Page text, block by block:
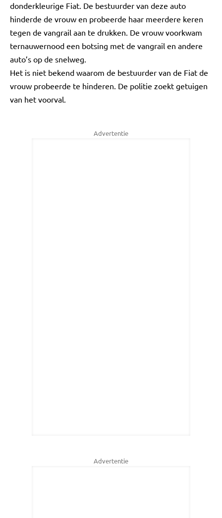
donderkleurige Fiat. De bestuurder van deze auto
hinderde de vrouw en probeerde haar meerdere keren
tegen de vangrail aan te drukken. De vrouw voorkwam
ternauwernood een botsing met de vangrail en andere
auto’s op de snelweg.
Het is niet bekend waarom de bestuurder van de Fiat de
vrouw probeerde te hinderen. De politie zoekt getuigen
van het voorval.
Advertentie
Advertentie